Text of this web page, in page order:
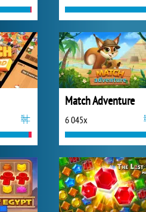
Match Adventure
6 045x